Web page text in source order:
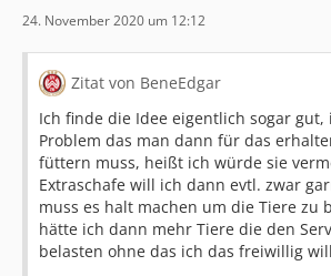
24. November 2020 um 12:12
Zitat von BeneEdgar
Ich finde die Idee eigentlich sogar gut,
Problem das man dann für das
füttern muss, heißt ich würde sie
Extraschafe will ich dann evtl. zwar
muss es halt machen um die Tiere zu
hätte ich dann mehr Tiere die den
belasten ohne das ich das freiwillig